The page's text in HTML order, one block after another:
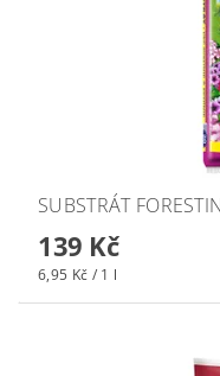
SUBSTRÁT
139 Kč
6,95 Kč / 1 l